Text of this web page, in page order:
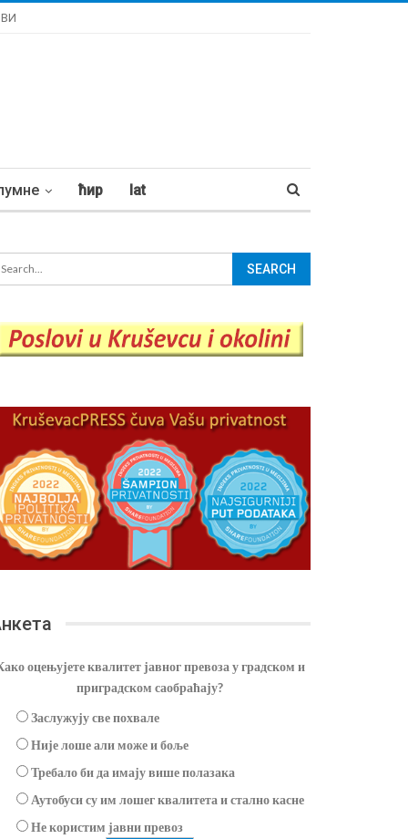
ћир lat
оцењујете квалитет јавног превоза у градском и
приградском саобраћају?
Заслужују све похвале
Није лоше али може и боље
Требало би да имају више полазака
Аутобуси су им лошег квалитета и стално касне
Не користим јавни превоз